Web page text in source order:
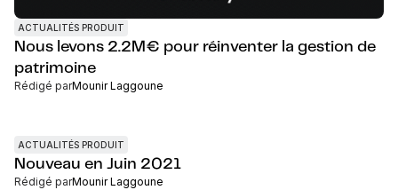
ACTUALITÉS PRODUIT
Nous levons 2.2M€ pour réinventer la gestion de
patrimoine
Rédigé parMounir Laggoune
ACTUALITÉS PRODUIT
Nouveau en Juin 2021
Rédigé parMounir Laggoune